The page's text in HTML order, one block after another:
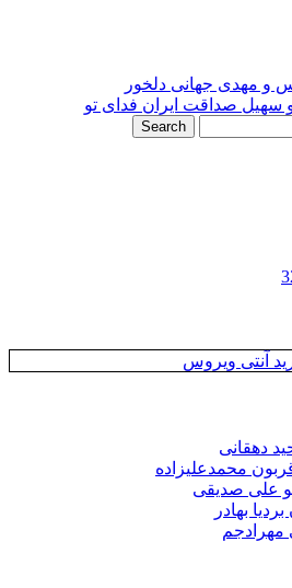
و مهدی جهانی دلخور
و سهیل صداقت ایران فدای تو
Search
آنتی ویروس
دهقانی
محمدعلیزاده
علی صدیقی
بهادر
مهرادجم